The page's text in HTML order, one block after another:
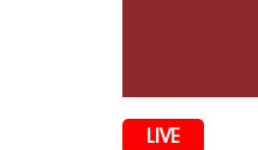
LIVE